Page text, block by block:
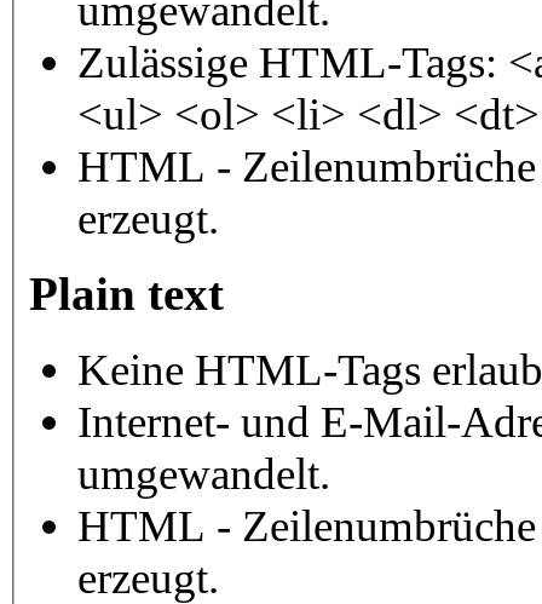
umgewandelt.
Zulässige HTML-Tags:
<ul> <ol> <li> <dl>
HTML - Zeilenumbrüche
erzeugt.
Plain text
Keine HTML-Tags
Internet- und E-Mail-
umgewandelt.
HTML - Zeilenumbrüche
erzeugt.